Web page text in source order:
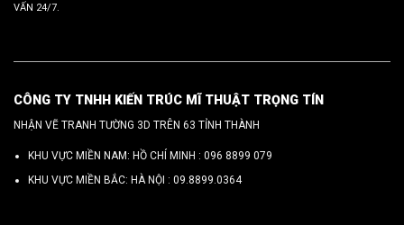
VẤN 24/7.
CÔNG TY TNHH KIẾN TRÚC MĨ THUẬT TRỌNG TÍN
NHẬN VẼ TRANH TƯỜNG 3D TRÊN 63 TỈNH THÀNH
KHU VỰC MIỀN NAM: HỒ CHÍ MINH : 096 8899 079
KHU VỰC MIỀN BẮC: HÀ NỘI : 09.8899.0364